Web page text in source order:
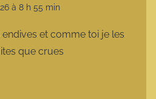
à 8 h 55 min
endives et comme toi je les
que crues